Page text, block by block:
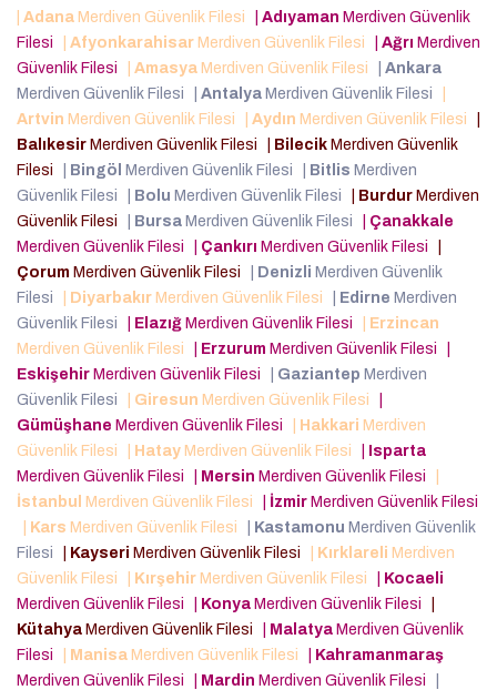
Adana Merdiven Güvenlik Filesi Adıyaman Merdiven Güvenlik
Filesi
Afyonkarahisar Merdiven Güvenlik Filesi Ağrı Merdiven
Güvenlik Filesi
Amasya Merdiven Güvenlik Filesi
Ankara
Merdiven Güvenlik Filesi
Antalya Merdiven Güvenlik Filesi
Artvin Merdiven Güvenlik Filesi Aydın Merdiven Güvenlik Filesi
Balıkesir Merdiven Güvenlik Filesi Bilecik Merdiven Güvenlik
Filesi
Bingöl Merdiven Güvenlik Filesi Bitlis Merdiven
Güvenlik Filesi
Bolu Merdiven Güvenlik Filesi Burdur Merdiven
Güvenlik Filesi
Bursa Merdiven Güvenlik Filesi
Çanakkale
Merdiven Güvenlik Filesi
Çankırı Merdiven Güvenlik Filesi
Çorum Merdiven Güvenlik Filesi Denizli Merdiven Güvenlik
Filesi
Diyarbakır Merdiven Güvenlik Filesi Edirne Merdiven
Güvenlik Filesi
Elazığ Merdiven Güvenlik Filesi
Erzincan
Merdiven Güvenlik Filesi
Erzurum Merdiven Güvenlik Filesi
Eskişehir Merdiven Güvenlik Filesi Gaziantep Merdiven
Güvenlik Filesi
Giresun Merdiven Güvenlik Filesi
Gümüşhane Merdiven Güvenlik Filesi Hakkari Merdiven
Güvenlik Filesi
Hatay Merdiven Güvenlik Filesi
Isparta
Merdiven Güvenlik Filesi
Mersin Merdiven Güvenlik Filesi
İstanbul Merdiven Güvenlik Filesi İzmir Merdiven Güvenlik Filesi
Kars Merdiven Güvenlik Filesi Kastamonu Merdiven Güvenlik
Filesi
Kayseri Merdiven Güvenlik Filesi Kırklareli Merdiven
Güvenlik Filesi
Kırşehir Merdiven Güvenlik Filesi
Kocaeli
Merdiven Güvenlik Filesi
Konya Merdiven Güvenlik Filesi
Kütahya Merdiven Güvenlik Filesi Malatya Merdiven Güvenlik
Filesi
Manisa Merdiven Güvenlik Filesi
Kahramanmaraş
Merdiven Güvenlik Filesi
Mardin Merdiven Güvenlik Filesi